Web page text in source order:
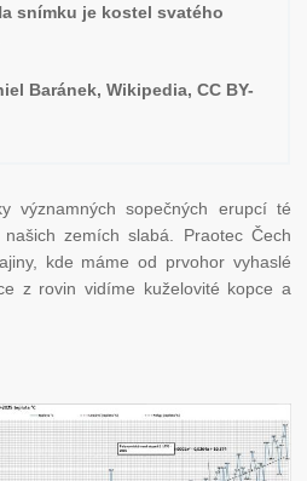
snímku je kostel svatého
Baránek, Wikipedia, CC BY-
významných sopečných erupcí té
zemích slabá. Praotec Čech
kde máme od prvohor vyhaslé
z rovin vidíme kuželovité kopce a